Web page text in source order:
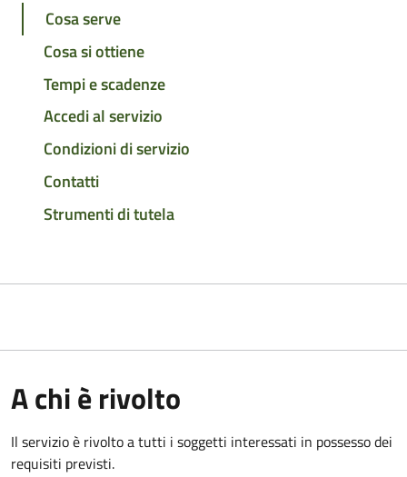
Cosa serve
Cosa si ottiene
Tempi e scadenze
Accedi al servizio
Condizioni di servizio
Contatti
Strumenti di tutela
A chi è rivolto
Il servizio è rivolto a tutti i soggetti interessati in possesso dei
requisiti previsti.